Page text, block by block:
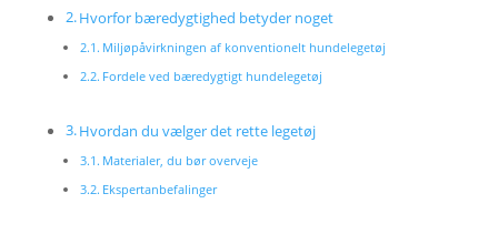
Hvorfor bæredygtighed betyder noget
Miljøpåvirkningen af konventionelt hundelegetøj
Fordele ved bæredygtigt hundelegetøj
Hvordan du vælger det rette legetøj
Materialer, du bør overveje
Ekspertanbefalinger